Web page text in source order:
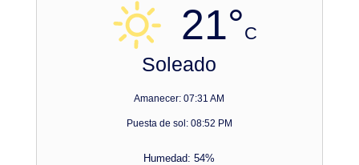
21°C
Soleado
Amanecer: 07:31 AM
Puesta de sol: 08:52 PM
Humedad: 54%